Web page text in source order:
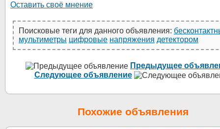
Оставить своё мнение
Поисковые теги для данного объявления:
мультиметры цифровые напряжения детектором
Предыдущее
Следующее объявление
Похожие объявления